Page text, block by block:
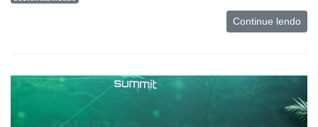
e
Informatização
Agricultura
Continue lendo